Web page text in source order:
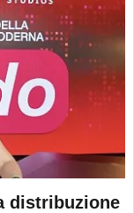
distribuzione